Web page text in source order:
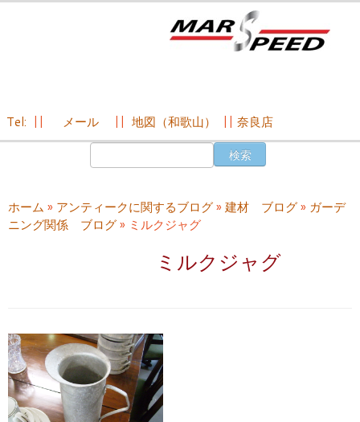
ン
ツ
Tel: メール 地図（和歌山） 奈良店
ホーム » アンティークに関するブログ» 建材 ブログ» ガーデ
ニング関係 ブログ» ミルクジャグ
ミルクジャグ